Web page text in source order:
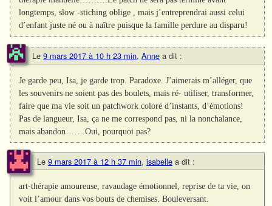
longtemps, slow -stiching oblige , mais j’entreprendrai aussi celui
d’enfant juste né ou à naître puisque la famille perdure au disparu!
Le 9 mars 2017 à 10 h 23 min, Anne a dit :
Je garde peu, Isa, je garde trop. Paradoxe. J’aimerais m’alléger, que
les souvenirs ne soient pas des boulets, mais ré- utiliser, transformer,
faire que ma vie soit un patchwork coloré d’instants, d’émotions!
Pas de langueur, Isa, ça ne me correspond pas, ni la nonchalance,
mais abandon…….Oui, pourquoi pas?
Le 9 mars 2017 à 12 h 37 min, isabelle a dit :
art-thérapie amoureuse, ravaudage émotionnel, reprise de ta vie, on
voit l’amour dans vos bouts de chemises. Bouleversant.